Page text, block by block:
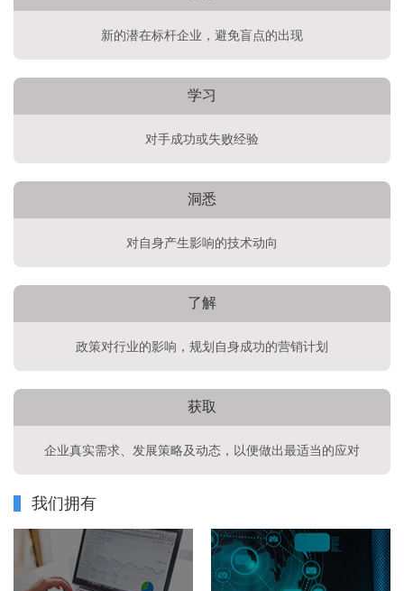
新的潜在标杆企业，避免盲点的出现
学习
对手成功或失败经验
洞悉
对自身产生影响的技术动向
了解
政策对行业的影响，规划自身成功的营销计划
获取
企业真实需求、发展策略及动态，以便做出最适当的应对
我们拥有